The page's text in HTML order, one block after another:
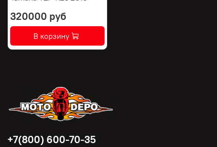
320000 руб
В корзину
+7(800) 600-70-35